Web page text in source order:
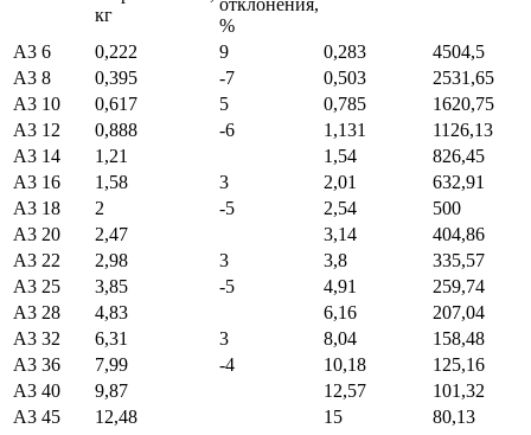
кг
%
А3 6
0,222 9 0,283
4504,5
А3 8
0,395 -7 0,503
2531,65
А3 10
0,617 5 0,785
1620,75
А3 12
0,888 -6 1,131
1126,13
А3 14
1,21 1,54
826,45
А3 16
1,58 3 2,01
632,91
А3 18
2 -5 2,54
500
А3 20
2,47 3,14
404,86
А3 22
2,98 3 3,8
335,57
А3 25
3,85 -5 4,91
259,74
А3 28
4,83 6,16
207,04
А3 32
6,31 3 8,04
158,48
А3 36
7,99 -4 10,18
125,16
А3 40
9,87 12,57
101,32
А3 45
12,48 15
80,13